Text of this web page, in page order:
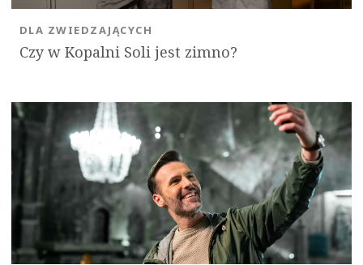
Czy w Kopalni Soli jest zimno?
DLA ZWIEDZAJĄCYCH